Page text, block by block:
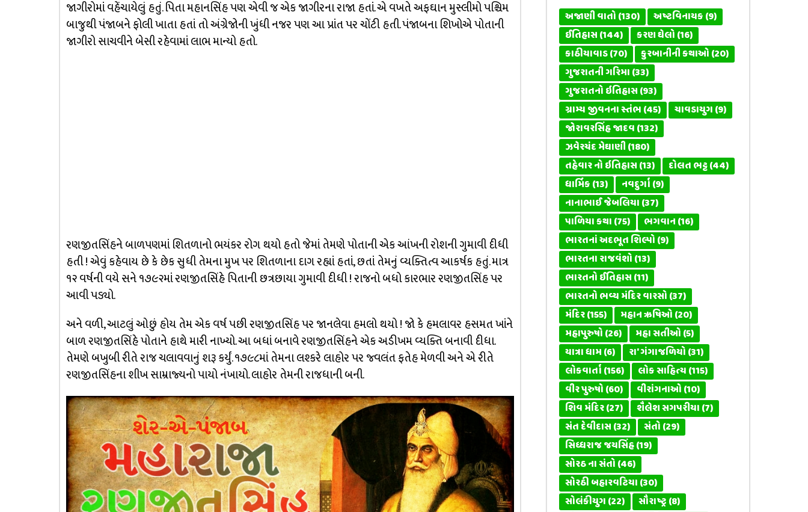
જાગીરોમાં વહેંચાયેલું હતું. પિતા મહાનસિંહ પણ એવી જ એક જાગીરના રાજા હતાં. એ વખતે અફઘાન મુસ્લીમો પશ્ચિમ
બાજુથી પંજાબને ફોલી ખાતા હતાં તો અંગ્રેજોની ખુંધી નજર પણ આ પ્રાંત પર ચોંટી હતી. પંજાબના શિખોએ પોતાની
જાગીરો સાચવીને બેસી રહેવામાં લાભ માન્યો હતો.
રણજીતસિંહને બાળપણમાં શિતળાનો ભયંકર રોગ થયો હતો જેમાં તેમણે પોતાની એક આંખની રોશની ગુમાવી દીધી
હતી ! એવું કહેવાય છે કે છેક સુધી તેમના મુખ પર શિતળાના દાગ રહ્યાં હતાં, છતાં તેમનું વ્યક્તિત્વ આકર્ષક હતું. માત્ર
૧૨ વર્ષની વયે સને ૧૭૯૨માં રણજીતસિંહે પિતાની છત્રછાયા ગુમાવી દીધી ! રાજનો બધો કારભાર રણજીતસિંહ પર
આવી પડ્યો.
અને વળી, આટલું ઓછું હોય તેમ એક વર્ષ પછી રણજીતસિંહ પર જાનલેવા હમલો થયો ! જો કે હમલાવર હસમત ખાંને
બાળ રણજીતસિંહે પોતાને હાથે મારી નાખ્યો. આ બધાં બનાવે રણજીતસિંહને એક અડીખમ વ્યક્તિ બનાવી દીધા.
તેમણે બખુબી રીતે રાજ ચલાવવાનું શરૂ કર્યું. ૧૭૯૮માં તેમના લશ્કરે લાહોર પર જ્વલંત ફતેહ મેળવી અને એ રીતે
રણજીતસિંહના શીખ સામ્રાજ્યનો પાયો નંખાયો. લાહોર તેમની રાજધાની બની.
અજાણી વાતો(130) અષ્ટવિનાયક(9)
ઈતિહાસ(144) કરણ ઘેલો(16)
કાઠીયાવાડ(70) કુરબાનીની કથાઓ(20)
ગુજરાતની ગરિમા(33)
ગુજરાતનો ઇતિહાસ(93)
ગ્રામ્ય જીવનના સ્તંભ(45) ચાવડાયુગ(9)
જોરાવરસિંહ જાદવ(132)
ઝવેરચંદ મેઘાણી(180)
તહેવાર નો ઇતિહાસ(13) દોલત ભટ્ટ(44)
ધાર્મિક(13) નવદુર્ગા(9)
નાનાભાઈ જેબલિયા(37)
પાળિયા કથા(75) ભગવાન(16)
ભારતનાં અદભૂત શિલ્પો(9)
ભારતના રાજવંશો(13)
ભારતનો ઈતિહાસ(11)
ભારતનો ભવ્ય મંદિર વારસો(37)
મંદિર(155) મહાન ઋષિઓ(20)
મહાપુરુષો(26) મહા સતીઓ(5)
યાત્રા ધામ(6) રા' ગંગાજળિયો(31)
લોકવાર્તા(156) લોક સાહિત્ય(115)
વીર પુરુષો(60) વીરાંગનાઓ(10)
શિવ મંદિર(27) શૈલેશ સગપરીયા(7)
સંત દેવીદાસ(32) સંતો(29)
સિધ્ધરાજ જયસિંહ(19)
સોરઠ ના સંતો(46)
સોરઠી બહારવટિયા(30)
સોલંકીયુગ(22) સૌરાષ્ટ્ર(8)